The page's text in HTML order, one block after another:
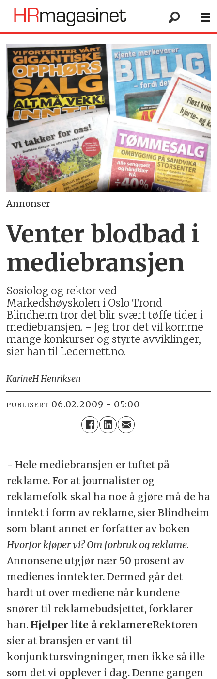
Annonser
Venter blodbad i
mediebransjen
Sosiolog og rektor ved
Markedshøyskolen i Oslo Trond
Blindheim tror det blir svært tøffe tider i
mediebransjen. - Jeg tror det vil komme
mange konkurser og styrte avviklinger,
sier han til Ledernett.no.
KarineH Henriksen
PUBLISERT 06.02.2009 - 05:00
- Hele mediebransjen er tuftet på
reklame. For at journalister og
reklamefolk skal ha noe å gjøre må de ha
inntekt i form av reklame, sier Blindheim
som blant annet er forfatter av boken
Hvorfor kjøper vi? Om forbruk og reklame.
Annonsene utgjør nær 50 prosent av
medienes inntekter. Dermed går det
hardt ut over mediene når kundene
snører til reklamebudsjettet, forklarer
han. Hjelper lite å reklamereRektoren
sier at bransjen er vant til
konjunktursvingninger, men ikke så ille
som det vi opplever i dag. Denne gangen